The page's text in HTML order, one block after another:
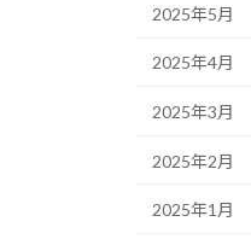
2025年5月
2025年4月
2025年3月
2025年2月
2025年1月